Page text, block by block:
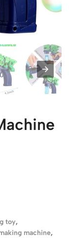
toy,
machine,